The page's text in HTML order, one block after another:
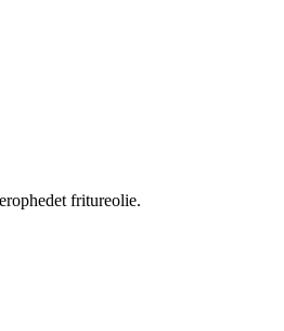
fritureolie.